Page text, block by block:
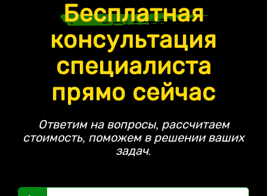
Бесплатная
консультация
специалиста
прямо сейчас
Ответим на вопросы, рассчитаем
стоимость, поможем в решении ваших
задач.